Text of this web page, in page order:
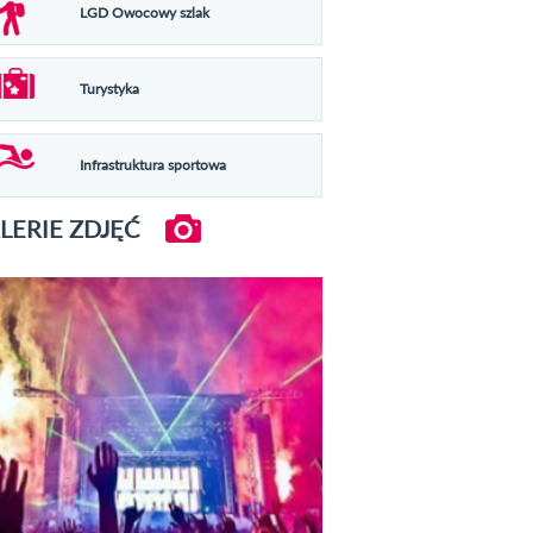
LGD Owocowy szlak
Turystyka
Infrastruktura sportowa
ZDJĘĆ